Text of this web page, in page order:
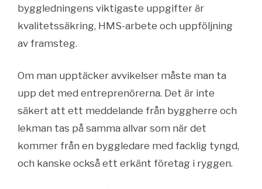
byggledningens viktigaste uppgifter är
kvalitetssäkring, HMS-arbete och uppföljning
av framsteg.
Om man upptäcker avvikelser måste man ta
upp det med entreprenörerna. Det är inte
säkert att ett meddelande från byggherre och
lekman tas på samma allvar som när det
kommer från en byggledare med facklig tyngd,
och kanske också ett erkänt företag i ryggen.